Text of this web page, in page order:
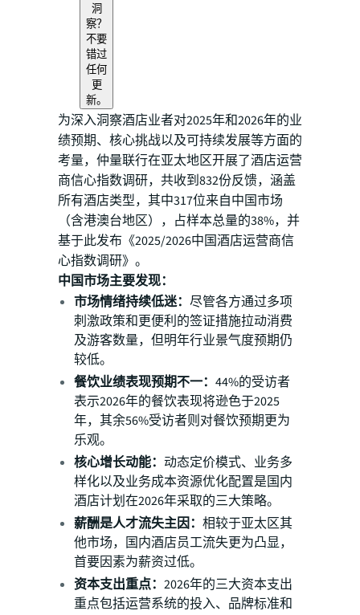
洞
察？
不要
错过
任何
更
新。
为深入洞察酒店业者对2025年和2026年的业
绩预期、核心挑战以及可持续发展等方面的
考量，仲量联行在亚太地区开展了酒店运营
商信心指数调研，共收到832份反馈，涵盖
所有酒店类型，其中317位来自中国市场
（含港澳台地区），占样本总量的38%，并
基于此发布《2025/2026中国酒店运营商信
心指数调研》。
中国市场主要发现：
市场情绪持续低迷： 尽管各方通过多项
刺激政策和更便利的签证措施拉动消费
及游客数量，但明年行业景气度预期仍
较低。
餐饮业绩表现预期不一： 44%的受访者
表示2026年的餐饮表现将逊色于2025
年，其余56%受访者则对餐饮预期更为
乐观。
核心增长动能： 动态定价模式、业务多
样化以及业务成本资源优化配置是国内
酒店计划在2026年采取的三大策略。
薪酬是人才流失主因： 相较于亚太区其
他市场，国内酒店员工流失更为凸显，
首要因素为薪资过低。
资本支出重点： 2026年的三大资本支出
重点包括运营系统的投入、品牌标准和